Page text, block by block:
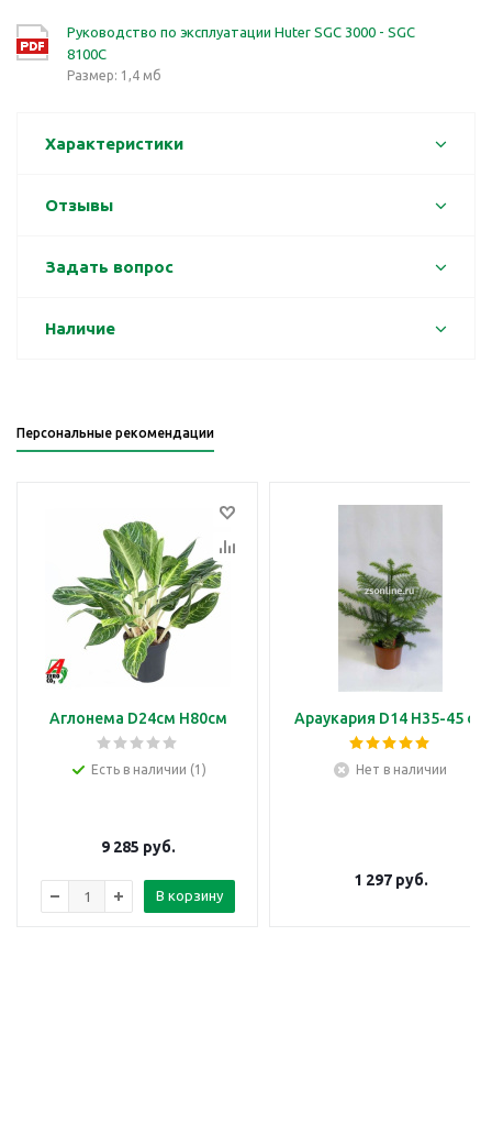
Руководство по эксплуатации Huter SGC 3000 - SGC
8100C
Размер: 1,4 мб
Характеристики
Отзывы
Задать вопрос
Наличие
Персональные рекомендации
Аглонема D24см H80см
Есть в наличии (1)
9 285 руб.
В корзину
Араукария D14 H35-45 см
Нет в наличии
1 297руб.